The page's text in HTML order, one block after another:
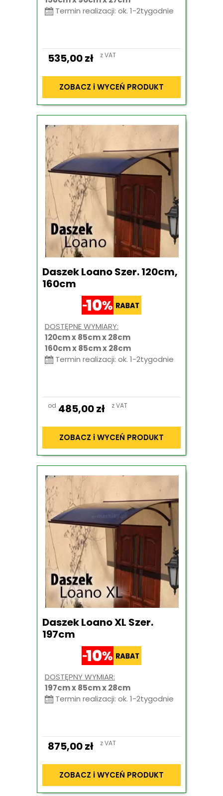
Termin realizacji: ok. 1-2tygodnie
535,00zł z VAT
ZOBACZ i WYCEŃ PRODUKT
Daszek Loano Szer. 120cm,
160cm
DOSTĘPNE WYMIARY:
120cm x 85cm x 28cm
160cm x 85cm x 28cm
Termin realizacji: ok. 1-2tygodnie
od 485,00zł z VAT
ZOBACZ i WYCEŃ PRODUKT
Daszek Loano XL Szer.
197cm
DOSTĘPNY WYMIAR:
197cm x 85cm x 28cm
Termin realizacji: ok. 1-2tygodnie
875,00zł z VAT
ZOBACZ i WYCEŃ PRODUKT